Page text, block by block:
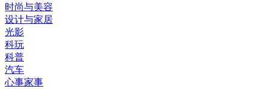
时尚与美容
设计与家居
光影
科玩
科普
汽车
心事家事